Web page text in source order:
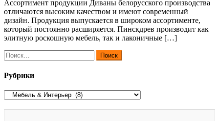
Ассортимент продукции Диваны белорусского производства
отличаются высоким качеством и имеют современный
дизайн. Продукция выпускается в широком ассортименте,
который постоянно расширяется. Пинскдрев производит как
элитную роскошную мебель, так и лаконичные […]
Найти:
Рубрики
Рубрики